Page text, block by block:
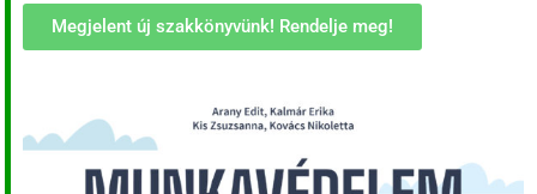
Megjelent új szakkönyvünk! Rendelje meg!